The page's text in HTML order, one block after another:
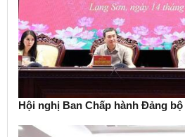
Hội nghị Ban Chấp hành Đảng